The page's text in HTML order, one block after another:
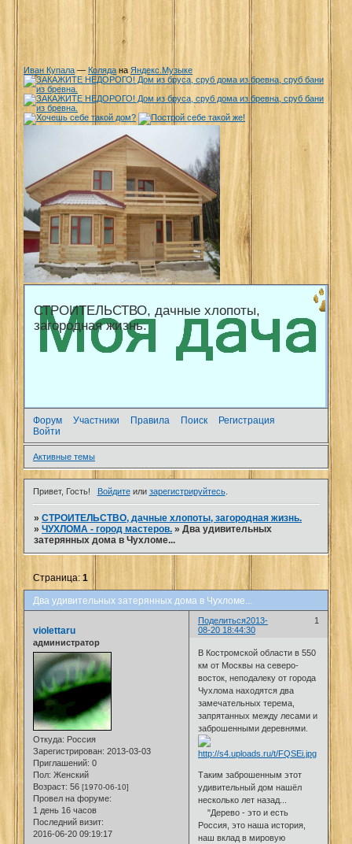
Иван Купала — Коляда на Яндекс.Музыке
СТРОИТЕЛЬСТВО, дачные хлопоты,
загородная жизнь.
Форум Участники Правила Поиск
Регистрация
Войти
Активные темы
Привет, Гость! Войдитеили зарегистрируйтесь.
»СТРОИТЕЛЬСТВО, дачные хлопоты, загородная жизнь.
»ЧУХЛОМА - город мастеров. »Два удивительных
затерянных дома в Чухломе...
Два удивительных затерянных дома в Чухломе...
Страница:1
Поделиться 1
2013-
08-20 18:44:30
violettaru
администратор
Откуда: Россия
Зарегистрирован: 2013-03-03
Приглашений: 0
Пол: Женский
Возраст: 56 [1970-06-10]
Провел на форуме:
1 день 16 часов
Последний визит:
2016-06-20 09:19:17
В Костромской области в 550
км от Москвы на северо-
восток, неподалеку от города
Чухлома находятся два
замечательных терема,
запрятанных между лесами и
заброшенными деревнями.
Таким заброшенным этот
удивительный дом нашёл
несколько лет назад...
"Дерево - это и есть
Россия, это наша история,
наш вклад в мировую